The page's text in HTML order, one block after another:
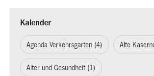
Kalender
Agenda Verkehrsgarten (4) Alte
Alter und Gesundheit (1)